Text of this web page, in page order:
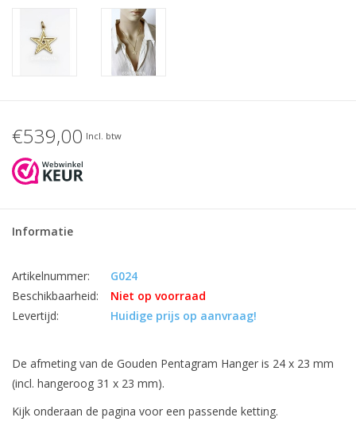
€539,00 Incl. btw
Informatie
Artikelnummer:
G024
Beschikbaarheid:
Niet op voorraad
Levertijd:
Huidige prijs op aanvraag!
De afmeting van de Gouden Pentagram Hanger is 24 x 23 mm
(incl. hangeroog 31 x 23 mm).
Kijk onderaan de pagina voor een passende ketting.